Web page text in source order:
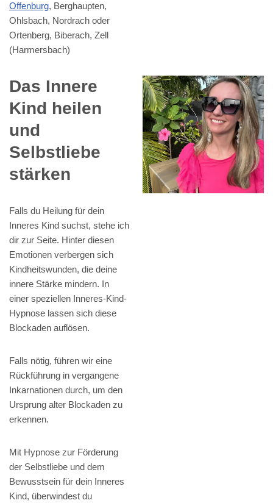
Offenburg, Berghaupten,
Ohlsbach, Nordrach oder
Ortenberg, Biberach, Zell
(Harmersbach)
Das Innere
Kind heilen
und
Selbstliebe
stärken
Falls du Heilung für dein
Inneres Kind suchst, stehe ich
dir zur Seite. Hinter diesen
Emotionen verbergen sich
Kindheitswunden, die deine
innere Stärke mindern. In
einer speziellen Inneres-Kind-
Hypnose lassen sich diese
Blockaden auflösen.
Falls nötig, führen wir eine
Rückführung in vergangene
Inkarnationen durch, um den
Ursprung alter Blockaden zu
erkennen.
Mit Hypnose zur Förderung
der Selbstliebe und dem
Bewusstsein für dein Inneres
Kind, überwindest du